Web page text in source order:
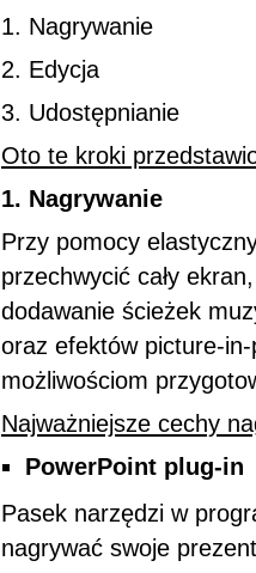
1. Nagrywanie
2. Edycja
3. Udostępnianie
Oto te kroki
1. Nagrywanie
Przy pomocy
przechwycić cały
dodawanie ścieżek
oraz efektów picture-
możliwościom
Najważniejsze cechy
PowerPoint plug-in
Pasek narzędzi w
nagrywać swoje